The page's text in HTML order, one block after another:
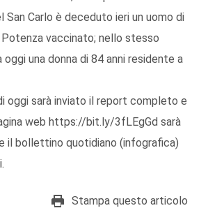
San Carlo è deceduto ieri un uomo di
vaccinato; nello stesso
una donna di 84 anni residente a
oggi sarà inviato il report completo e
web https://bit.ly/3fLEgGd sarà
il bollettino quotidiano (infografica)
Stampa questo articolo